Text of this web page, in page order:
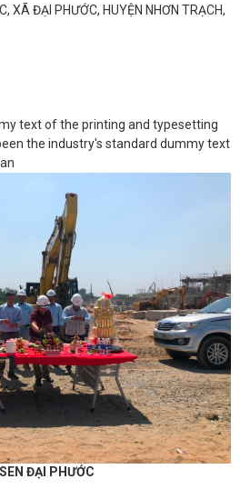
XÃ ĐẠI PHƯỚC, HUYỆN NHƠN TRẠCH,
text of the printing and typesetting
the industry's standard dummy text
ĐẠI PHƯỚC